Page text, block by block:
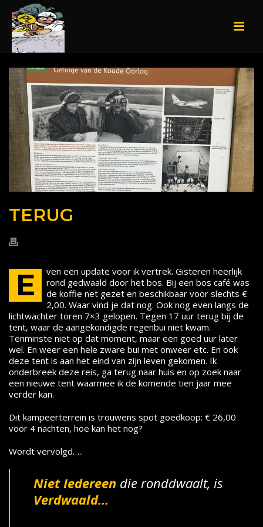
TERUG
E
ven een update voor ik vertrek. Gisteren heerlijk
rond gedwaald door het bos. Bij een bos café was
de koffie net gezet en beschikbaar voor slechts €
2,00. Waar vind je dat nog. Ook nog even langs de
lichtwachter toren 7×3 gelopen. Tegen 17 uur terug bij de
tent, waar de aangekondigde regenbui niet kwam.
Tenminste niet op dat moment, maar een goed uur later
wel. En weer een hele zware bui met onweer etc. En ook
deze tent is aan het eind van zijn leven gekomen. Ik
onderbreek deze reis, ga terug naar huis en op zoek naar
een nieuwe tent waarmee ik de komende tien jaar mee
verder kan.
Dit kampeerterrein is trouwens spot goedkoop: € 26,00
voor 4 nachten, hoe kan het nog?
Wordt vervolgd…..
Niet Iedereen die ronddwaalt, is
Verdwaald…